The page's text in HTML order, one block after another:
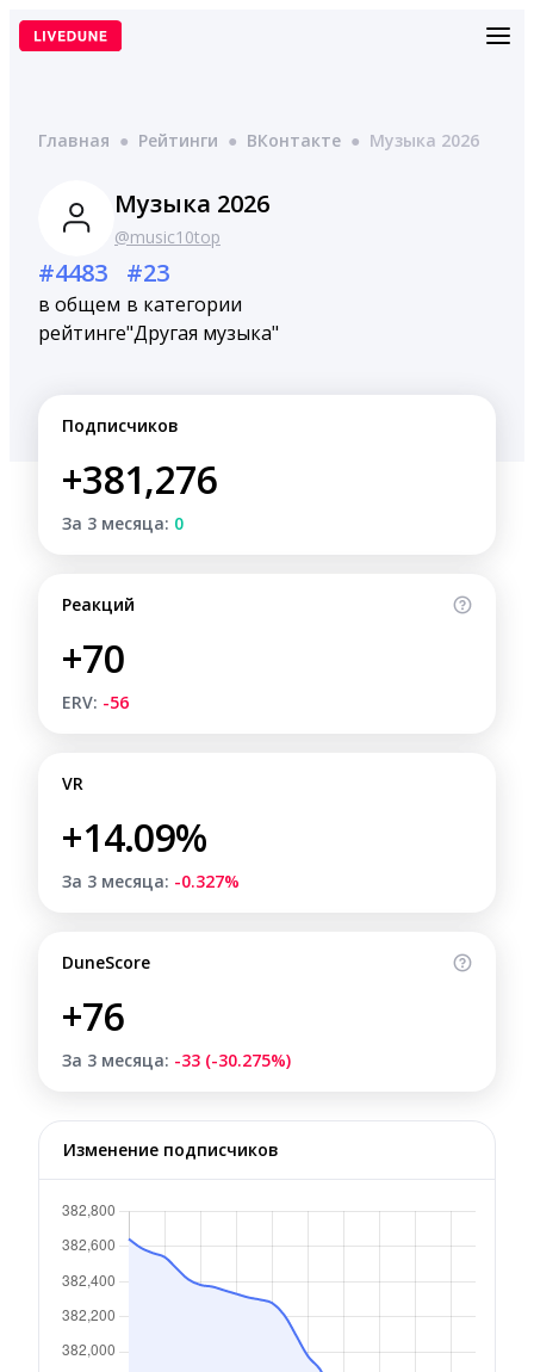
Перейти
Главная ● Рейтинги ● ВКонтакте ● Музыка 2026
Музыка 2026
@music10top
#4483
в общем
рейтинге
#23
в категории
"Другая музыка"
Подписчиков
+381,276
За 3 месяца: 0
Реакций
+70
ERV: -56
VR
+14.09%
За 3 месяца: -0.327%
DuneScore
+76
За 3 месяца: -33 (-30.275%)
Изменение подписчиков